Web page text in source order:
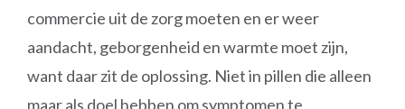
commercie uit de zorg moeten en er weer
aandacht, geborgenheid en warmte moet zijn,
want daar zit de oplossing. Niet in pillen die alleen
maar als doel hebben om symptomen te